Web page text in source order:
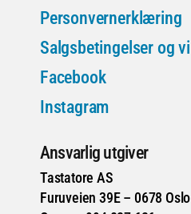
Personvernerklæring
Salgsbetingelser og
Facebook
Instagram
Ansvarlig utgiver
Tastatore AS
Furuveien 39E – 0678 Oslo